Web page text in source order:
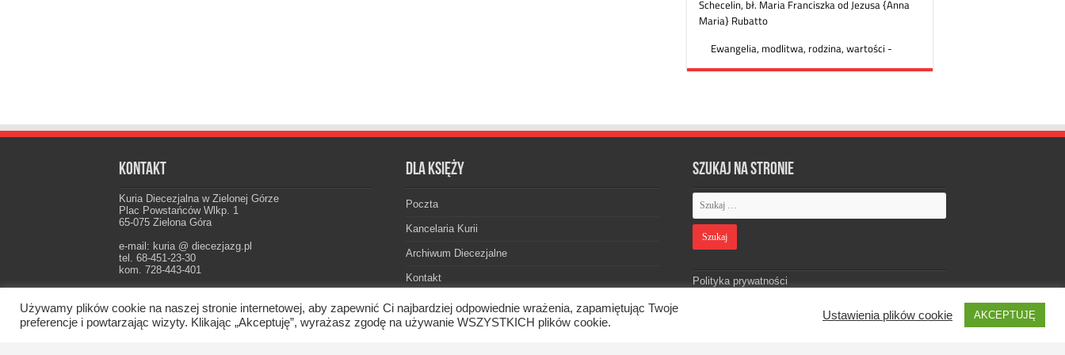
Kontakt
Kuria Diecezjalna w Zielonej Górze
Plac Powstańców Wlkp. 1
65-075 Zielona Góra
e-mail: kuria @ diecezjazg.pl
tel. 68-451-23-30
kom. 728-443-401
22 1020 5402 0000 0102 0021 3694
Dla księży
Poczta
Kancelaria Kurii
Archiwum Diecezjalne
Kontakt
Szukaj na stronie
Polityka prywatności
Używamy plików cookie na naszej stronie internetowej, aby zapewnić Ci najbardziej odpowiednie wrażenia, zapamiętując Twoje
preferencje i powtarzając wizyty. Klikając „Akceptuję”, wyrażasz zgodę na używanie WSZYSTKICH plików cookie.
Ustawienia plików cookie AKCEPTUJĘ